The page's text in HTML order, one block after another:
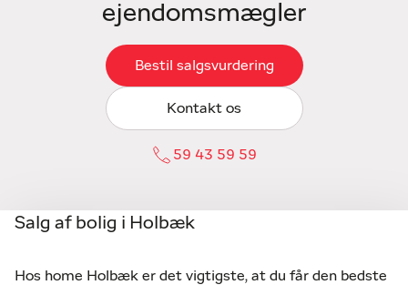
ejendomsmægler
Bestil salgsvurdering
Kontakt os
59 43 59 59
Salg af bolig i Holbæk
Hos home Holbæk er det vigtigste, at du får den bedste